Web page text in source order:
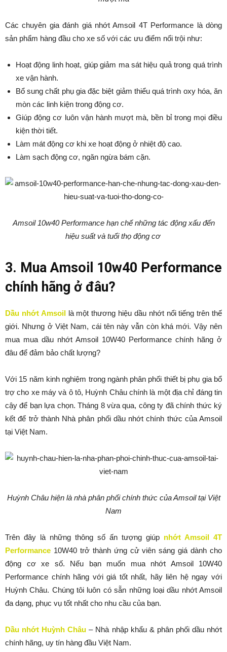
Các chuyên gia đánh giá nhớt Amsoil 4T Performance là dòng
sản phẩm hàng đầu cho xe số với các ưu điểm nổi trội như:
Hoạt động linh hoạt, giúp giảm ma sát hiệu quả trong quá trình
xe vận hành.
Bổ sung chất phụ gia đặc biệt giảm thiểu quá trình oxy hóa, ăn
mòn các linh kiện trong động cơ.
Giúp động cơ luôn vận hành mượt mà, bền bỉ trong mọi điều
kiện thời tiết.
Làm mát động cơ khi xe hoạt động ở nhiệt độ cao.
Làm sạch động cơ, ngăn ngừa bám cặn.
Amsoil 10w40 Performance hạn chế những tác động xấu đến
hiệu suất và tuổi thọ động cơ
3. Mua Amsoil 10w40 Performance
chính hãng ở đâu?
Dầu nhớt Amsoillà một thương hiệu dầu nhớt nổi tiếng trên thế
giới. Nhưng ở Việt Nam, cái tên này vẫn còn khá mới. Vậy nên
mua mua dầu nhớt Amsoil 10W40 Performance chính hãng ở
đâu để đảm bảo chất lượng?
Với 15 năm kinh nghiệm trong ngành phân phối thiết bị phụ gia bổ
trợ cho xe máy và ô tô, Huỳnh Châu chính là một địa chỉ đáng tin
cậy để bạn lựa chọn. Tháng 8 vừa qua, công ty đã chính thức ký
kết để trở thành Nhà phân phối dầu nhớt chính thức của Amsoil
tại Việt Nam.
Huỳnh Châu hiện là nhà phân phối chính thức của Amsoil tại Việt
Nam
Trên đây là những thông số ấn tượng giúp nhớt Amsoil 4T
Performance 10W40 trở thành ứng cử viên sáng giá dành cho
động cơ xe số. Nếu bạn muốn mua nhớt Amsoil 10W40
Performance chính hãng với giá tốt nhất, hãy liên hệ ngay với
Huỳnh Châu. Chúng tôi luôn có sẵn những loại dầu nhớt Amsoil
đa dạng, phục vụ tốt nhất cho nhu cầu của bạn.
Dầu nhớt Huỳnh Châu – Nhà nhập khẩu & phân phối dầu nhớt
chính hãng, uy tín hàng đầu Việt Nam.